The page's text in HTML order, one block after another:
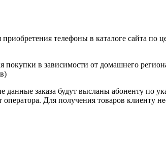
телефоны в каталоге сайта по
в зависимости от домашнего
заказа будут высланы абоненту по
Для получения товаров клиенту